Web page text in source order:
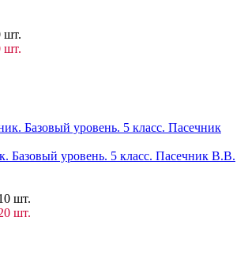
шт.
шт.
Базовый уровень. 5 класс. Пасечник В.В.
шт.
шт.